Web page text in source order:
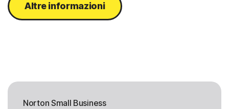
Altre informazioni
Norton Small Business